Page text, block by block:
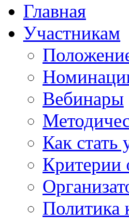
Главная
Участникам
Вебинары
Как стать
Критерии
Политика